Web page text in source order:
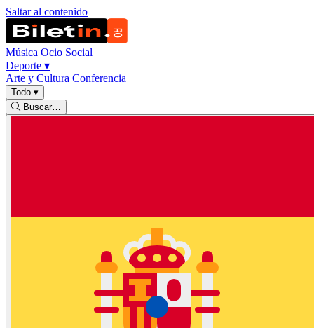
Saltar al contenido
Música Ocio Social
Deporte ▾
Arte y Cultura Conferencia
Todo ▾
Buscar…